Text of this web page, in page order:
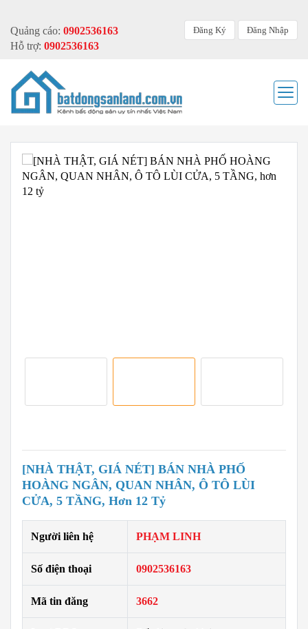
Quảng cáo: 0902536163
Hỗ trợ: 0902536163
Đăng Ký Đăng Nhập
[NHÀ THẬT, GIÁ NÉT] BÁN NHÀ PHỐ
HOÀNG NGÂN, QUAN NHÂN, Ô TÔ LÙI
CỬA, 5 TẦNG, Hơn 12 Tỷ
Người liên hệ PHẠM LINH
Số điện thoại 0902536163
Mã tin đăng 3662